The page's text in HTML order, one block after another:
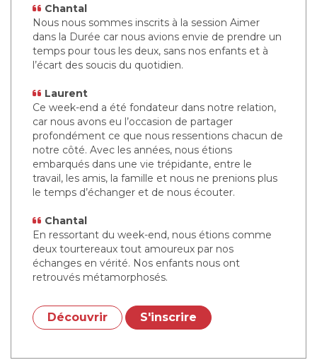
Chantal
Nous nous sommes inscrits à la session Aimer
dans la Durée car nous avions envie de prendre un
temps pour tous les deux, sans nos enfants et à
l’écart des soucis du quotidien.
Laurent
Ce week-end a été fondateur dans notre relation,
car nous avons eu l’occasion de partager
profondément ce que nous ressentions chacun de
notre côté. Avec les années, nous étions
embarqués dans une vie trépidante, entre le
travail, les amis, la famille et nous ne prenions plus
le temps d’échanger et de nous écouter.
Chantal
En ressortant du week-end, nous étions comme
deux tourtereaux tout amoureux par nos
échanges en vérité. Nos enfants nous ont
retrouvés métamorphosés.
Découvrir S'inscrire